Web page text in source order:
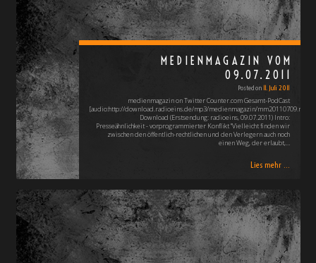
MEDIENMAGAZIN VOM
09.07.2011
Posted on 11. Juli 2011
medienmagazin on Twitter Counter.com Gesamt-PodCast
[audio:http://download.radioeins.de/mp3/medienmagazin/mm20110709.mp3]
Download (Erstsendung: radioeins, 09.07.2011) Intro:
Presseähnlichkeit - vorprogrammierter Konflikt "Vielleicht finden wir
zwischen den öffentlich-rechtlichen und den Verlegern auch noch
einen Weg, der erlaubt,…
Lies mehr ...